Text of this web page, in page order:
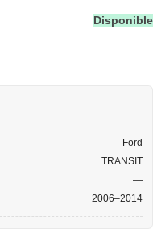
Disponible
Ford
TRANSIT
—
2006–2014